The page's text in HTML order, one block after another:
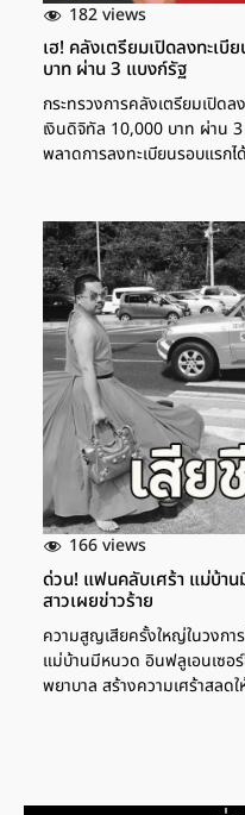
182 views
เฮ! คลังเตรียมเปิดลงทะเ
บาท ผ่าน 3 แบงก์รัฐ
กระทรวงการคลังเตรียมเปิด
เงินดิจิทัล 10,000 บาท ผ่าน
พลาดการลงทะเบียนรอบแรกไ
166 views
ด่วน! แฟนคลับเศร้า แม่บ้า
สาวเผยข่าวร้าย
ความสูญเสียครั้งใหญ่ในวงก
แม่บ้านมีหนวด อินฟลูเอนเซอ
พยาบาล สร้างความเศร้าสลด